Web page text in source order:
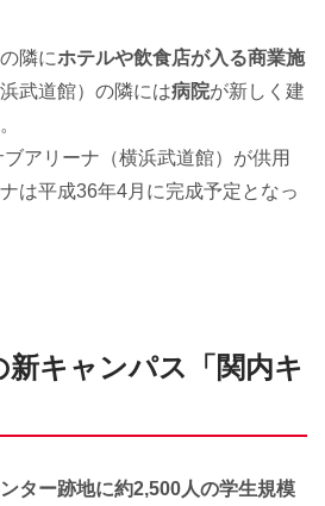
隣にホテルや飲食店が入る商業施
武道館）の隣には病院が新しく建
アリーナ（横浜武道館）が供用
は平成36年4月に完成予定となっ
新キャンパス「関内キ
ター跡地に約2,500人の学生規模